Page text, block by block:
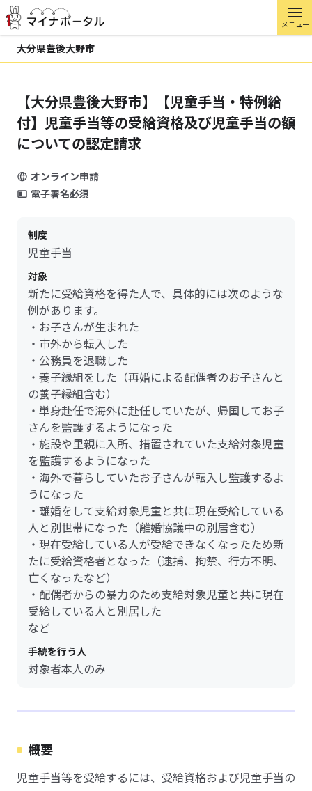
メニュー
大分県豊後大野市
【大分県豊後大野市】【児童手当・特例給
付】児童手当等の受給資格及び児童手当の額
についての認定請求
オンライン申請
電子署名必須
制度
児童手当
対象
新たに受給資格を得た人で、具体的には次のような
例があります。
・お子さんが生まれた
・市外から転入した
・公務員を退職した
・養子縁組をした（再婚による配偶者のお子さんと
の養子縁組含む）
・単身赴任で海外に赴任していたが、帰国してお子
さんを監護するようになった
・施設や里親に入所、措置されていた支給対象児童
を監護するようになった
・海外で暮らしていたお子さんが転入し監護するよ
うになった
・離婚をして支給対象児童と共に現在受給している
人と別世帯になった（離婚協議中の別居含む）
・現在受給している人が受給できなくなったため新
たに受給資格者となった（逮捕、拘禁、行方不明、
亡くなったなど）
・配偶者からの暴力のため支給対象児童と共に現在
受給している人と別居した
など
手続を行う人
対象者本人のみ
概要
児童手当等を受給するには、受給資格および児童手当の